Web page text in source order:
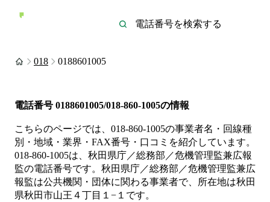
018 0188601005
電話番号 0188601005/018-860-1005の情報
こちらのページでは、 018-860-1005の事業者名・回線種
別・地域・業界・FAX番号・口コミを紹介しています。
018-860-1005は、 秋田県庁／総務部／危機管理監兼広報
監の電話番号です。 秋田県庁／総務部／危機管理監兼広
報監は公共機関・団体に関わる事業者で、所在地は秋田
県秋田市山王４丁目１−１ です。